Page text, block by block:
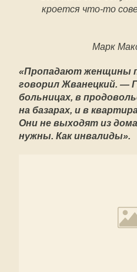
кроется что-то
Марк
«Пропадают женщины
говорил Жванецкий. —
больницах, в
на базарах, и в
Они не выходят из
нужны. Как инвалиды».